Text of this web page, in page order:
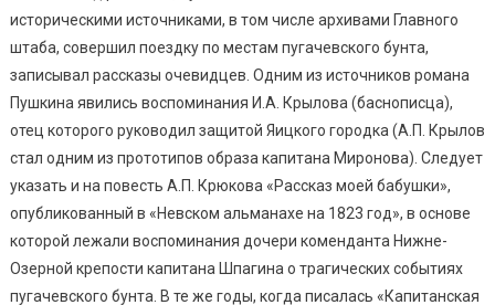
историческими источниками, в том числе архивами Главного
штаба, совершил поездку по местам пугачевского бунта,
записывал рассказы очевидцев. Одним из источников романа
Пушкина явились воспоминания И.А. Крылова (баснописца),
отец которого руководил защитой Яицкого городка (А.П. Крылов
стал одним из прототипов образа капитана Миронова). Следует
указать и на повесть А.П. Крюкова «Рассказ моей бабушки»,
опубликованный в «Невском альманахе на 1823 год», в основе
которой лежали воспоминания дочери коменданта Нижне-
Озерной крепости капитана Шпагина о трагических событиях
пугачевского бунта. В те же годы, когда писалась «Капитанская